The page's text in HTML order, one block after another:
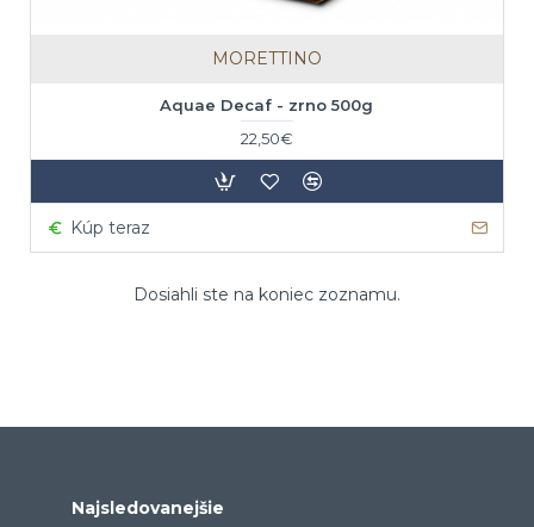
MORETTINO
Aquae Decaf - zrno 500g
22,50€
Kúp teraz
Dosiahli ste na koniec zoznamu.
Najsledovanejšie